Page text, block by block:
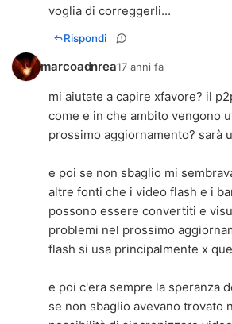
voglia di correggerli...
Rispondi
marcoadnrea17 anni fa
mi aiutate a capire xfavore? il
come e in che ambito vengono
prossimo aggiornamento? sarà
e poi se non sbaglio mi
altre fonti che i video flash e i
possono essere convertiti e
problemi nel prossimo
flash si usa principalmente x
e poi c'era sempre la speranza
se non sbaglio avevano trovato